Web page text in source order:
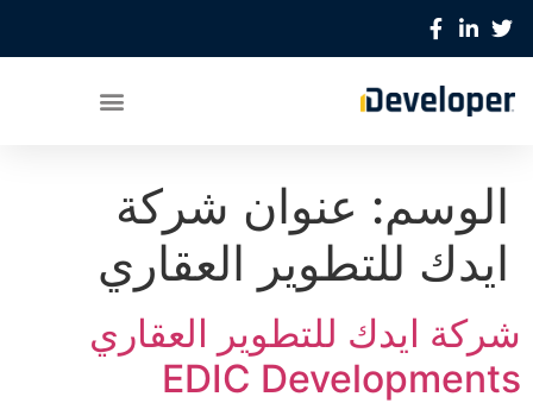
الوسم: عنوان شركة
ايدك للتطوير العقاري
شركة ايدك للتطوير العقاري
EDIC Developments